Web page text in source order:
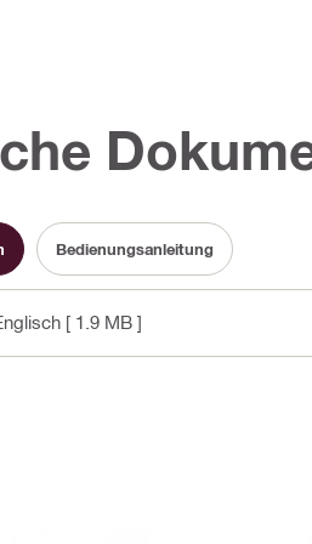
Bedienungsanleitung
[ 1.9 MB ]